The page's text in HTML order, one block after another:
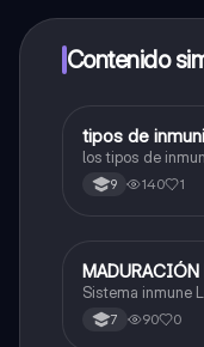
a determinadas
Contenido
Biologia
tipos de
los tipos de
9 140 1
Biologia
Sistema inmune
7 90 0